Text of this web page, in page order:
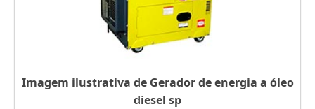
Imagem ilustrativa de Gerador de energia a óleo
diesel sp